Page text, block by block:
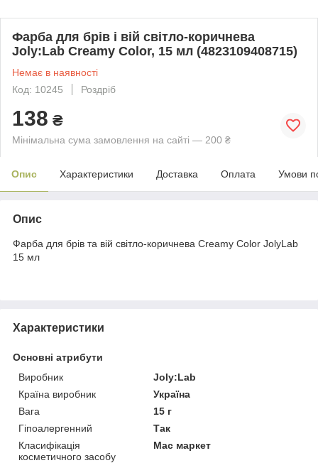
Фарба для брів і вій світло-коричнева
Joly:Lab Creamy Color, 15 мл (4823109408715)
Немає в наявності
Код: 10245
Роздріб
138 ₴
Мінімальна сума замовлення на сайті — 200 ₴
Опис Характеристики Доставка Оплата Умови
Опис
Фарба для брів та вій світло-коричнева Creamy Color JolyLab
15 мл
Характеристики
Основні атрибути
Виробник
Joly:Lab
Країна виробник
Україна
Вага
15 г
Гіпоалергенний
Так
Класифікація
косметичного засобу
Мас маркет